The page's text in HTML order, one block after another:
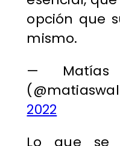
opción que
mismo.
— Matías
2022
Lo que se